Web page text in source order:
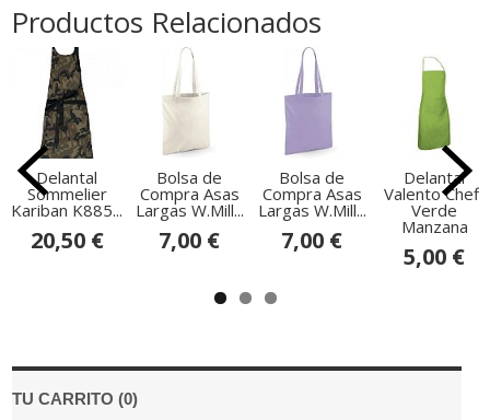
TU CARRITO (0)
Productos Relacionados
Delantal
Sommelier
Kariban K885...
20,50 €
Bolsa de
Compra Asas
Largas W.Mill...
7,00 €
Bolsa de
Compra Asas
Largas W.Mill...
7,00 €
Delantal
Valento Cheff
Verde
Manzana
5,00 €